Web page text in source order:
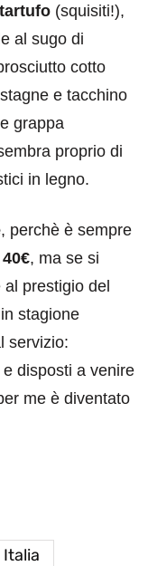
(squisiti!),
al sugo di
cotto
e tacchino
grappa
proprio di
in legno.
, perchè è sempre
40€, ma se si
prestigio del
stagione
servizio:
disposti a venire
me è diventato